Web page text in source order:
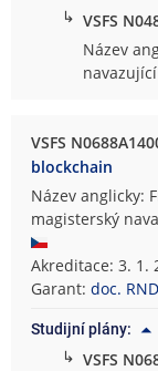
↳ VSFS
Název
VSFS
blockchain
Název anglicky:
magisterský
Akreditace: 3. 1.
Garant:doc.
Studijní plány:
↳ VSFS